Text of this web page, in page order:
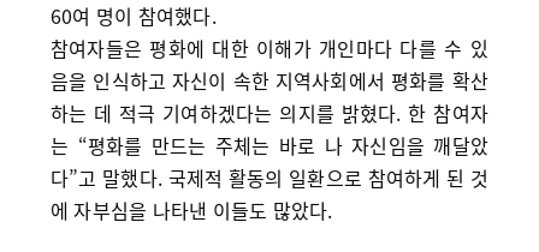
60여 명이 참여했다.
참여자들은 평화에 대한 이해가 개인마다 다를 수 있
음을 인식하고 자신이 속한 지역사회에서 평화를 확산
하는 데 적극 기여하겠다는 의지를 밝혔다. 한 참여자
는 “평화를 만드는 주체는 바로 나 자신임을 깨달았
다”고 말했다. 국제적 활동의 일환으로 참여하게 된 것
에 자부심을 나타낸 이들도 많았다.